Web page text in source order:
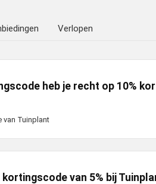
Verlopen
heb je recht op 10%
van Tuinplant
van 5% bij